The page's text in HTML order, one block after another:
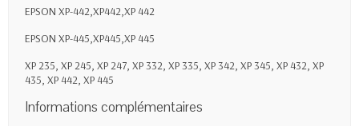
EPSON XP-442,XP442,XP 442
EPSON XP-445,XP445,XP 445
XP 235, XP 245, XP 247, XP 332, XP 335, XP 342, XP 345, XP 432, XP
435, XP 442, XP 445
Informations complémentaires